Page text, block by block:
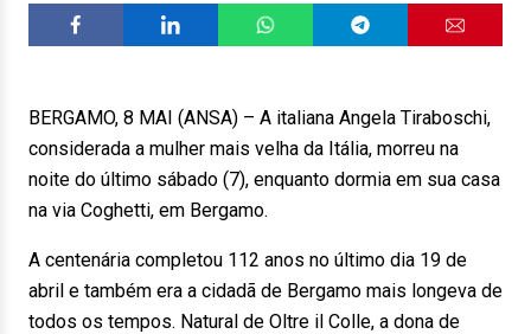
BERGAMO, 8 MAI (ANSA) – A italiana Angela Tiraboschi,
considerada a mulher mais velha da Itália, morreu na
noite do último sábado (7), enquanto dormia em sua casa
na via Coghetti, em Bergamo.
A centenária completou 112 anos no último dia 19 de
abril e também era a cidadã de Bergamo mais longeva de
todos os tempos. Natural de Oltre il Colle, a dona de